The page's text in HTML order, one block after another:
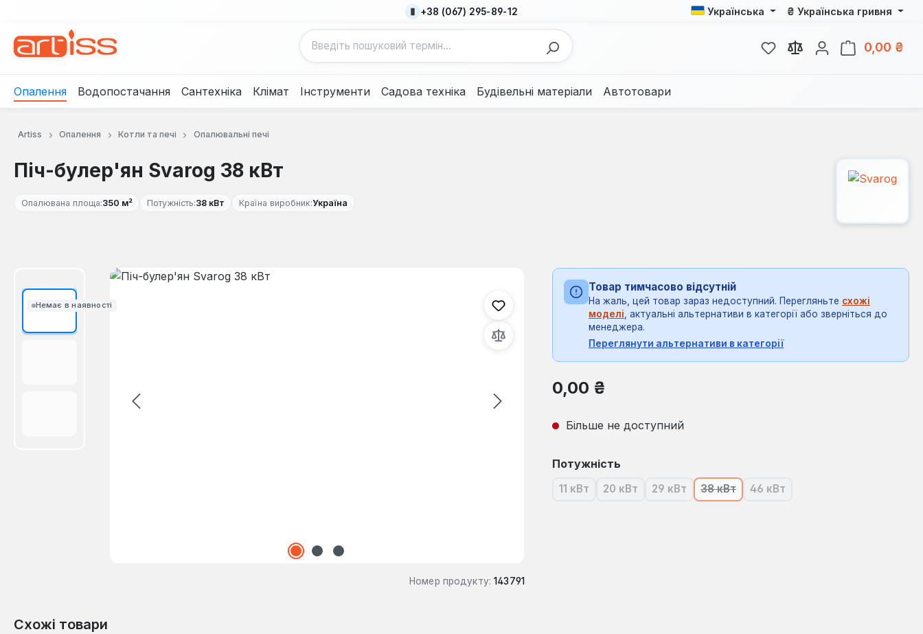
+38 (067) 295-89-12 Українська ₴ Українська гривня
У вас є 0 у списку бажань
0,00 ₴
Опалення Водопостачання Сантехніка Клімат Інструменти Садова техніка Будівельні матеріали Автотовари
Artiss Опалення Котли та печі Опалювальні печі
Піч-булер'ян Svarog 38 кВт
Опалювана площа:350 м² Потужність:38 кВт Країна виробник:Україна
Немає в наявності
Пропустити галерею зображень
Номер продукту: 143791
Товар тимчасово відсутній
На жаль, цей товар зараз недоступний. Перегляньте схожі
моделі , актуальні альтернативи в категорії або зверніться до
менеджера.
Переглянути альтернативи в категорії
Звичайна ціна:
0,00 ₴
Більше не доступний
Виберіть
Потужність
11 кВт(Ця опція наразі недоступна.)
20 кВт(Ця опція наразі недоступна.)
29 кВт(Ця опція наразі недоступна.)
38 кВт(Ця опція наразі недоступна.)
46 кВт(Ця опція наразі недоступна.)
Схожі товари